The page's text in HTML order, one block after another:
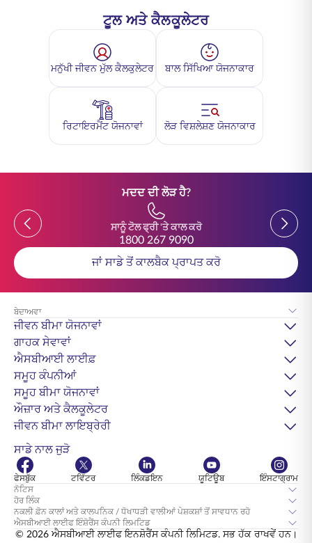
ਟੂਲ ਅਤੇ ਕੈਲਕੂਲੇਟਰ
ਮਨੁੱਖੀ ਜੀਵਨ ਮੁੱਲ ਕੈਲਕੁਲੇਟਰ ਬਾਲ ਸਿੱਖਿਆ ਯੋਜਨਾਕਾਰ
ਰਿਟਾਇਰਮੈਂਟ ਯੋਜਨਾਵਾਂ ਲੋੜ ਵਿਸ਼ਲੇਸ਼ਣ ਯੋਜਨਾਕਾਰ
ਮਦਦ ਦੀ ਲੋੜ ਹੈ?
Previous
ਸਾਨੂੰ ਟੋਲ ਫ੍ਰੀ 'ਤੇ ਕਾਲ ਕਰੋ
1800 267 9090
Previous
ਜਾਂ ਸਾਡੇ ਤੋਂ ਕਾਲਬੈਕ ਪ੍ਰਾਪਤ ਕਰੋ
ਬੇਦਾਅਵਾ
ਜੀਵਨ ਬੀਮਾ ਯੋਜਨਾਵਾਂ
ਗਾਹਕ ਸੇਵਾਵਾਂ
ਐਸਬੀਆਈ ਲਾਈਫ਼
ਸਮੂਹ ਕੰਪਨੀਆਂ
ਸਮੂਹ ਬੀਮਾ ਯੋਜਨਾਵਾਂ
ਔਜ਼ਾਰ ਅਤੇ ਕੈਲਕੂਲੇਟਰ
ਜੀਵਨ ਬੀਮਾ ਲਾਇਬ੍ਰੇਰੀ
ਸਾਡੇ ਨਾਲ ਜੁੜੋ
ਫੇਸਬੁੱਕ ਟਵਿੱਟਰ ਲਿੰਕਡਇਨ ਯੂਟਿਊਬ
ਇੰਸਟਾਗ੍ਰਾਮ
ਨੋਟਿਸ
ਹੋਰ ਲਿੰਕ
ਨਕਲੀ ਫ਼ੋਨ ਕਾਲਾਂ ਅਤੇ ਕਾਲਪਨਿਕ / ਧੋਖਾਧੜੀ ਵਾਲੀਆਂ ਪੇਸ਼ਕਸ਼ਾਂ ਤੋਂ ਸਾਵਧਾਨ ਰਹੋ
ਐਸਬੀਆਈ ਲਾਈਫ ਇੰਸ਼ੋਰੈਂਸ ਕੰਪਨੀ ਲਿਮਟਿਡ
© 2026 ਐਸਬੀਆਈ ਲਾਈਫ ਇਨਸ਼ੋਰੈਂਸ ਕੰਪਨੀ ਲਿਮਿਟਡ. ਸਭ ਹੱਕ ਰਾਖਵੇਂ ਹਨ।